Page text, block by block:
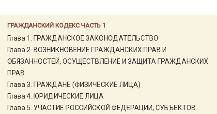
ГРАЖДАНСКИЙ КОДЕКС ЧАСТЬ 1
Глава 1. ГРАЖДАНСКОЕ ЗАКОНОДАТЕЛЬСТВО
Глава 2. ВОЗНИКНОВЕНИЕ ГРАЖДАНСКИХ ПРАВ И
ОБЯЗАННОСТЕЙ, ОСУЩЕСТВЛЕНИЕ И ЗАЩИТА ГРАЖДАНСКИХ
ПРАВ
Глава 3. ГРАЖДАНЕ (ФИЗИЧЕСКИЕ ЛИЦА)
Глава 4. ЮРИДИЧЕСКИЕ ЛИЦА
Глава 5. УЧАСТИЕ РОССИЙСКОЙ ФЕДЕРАЦИИ, СУБЪЕКТОВ